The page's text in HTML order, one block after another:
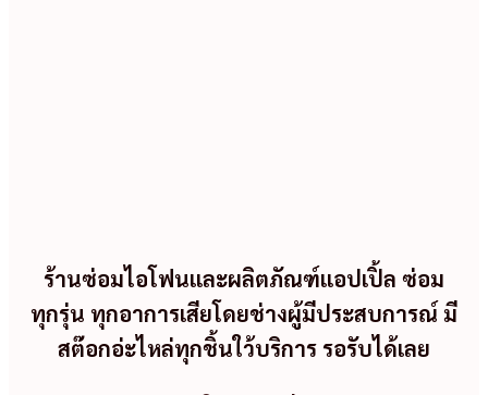
ร้านซ่อมไอโฟนและผลิตภัณฑ์แอปเปิ้ล ซ่อม
ทุกรุ่น ทุกอาการเสียโดยช่างผู้มีประสบการณ์ มี
สต๊อกอ่ะไหล่ทุกชิ้นใว้บริการ รอรับได้เลย